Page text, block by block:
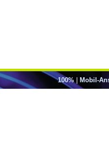
100%| Mobil-